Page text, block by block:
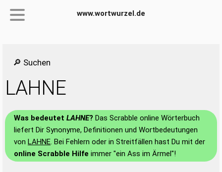
www.wortwurzel.de
🔎 Suchen
LAHNE
Was bedeutet LAHNE? Das Scrabble online Wörterbuch
liefert Dir Synonyme, Definitionen und Wortbedeutungen
von LAHNE. Bei Fehlern oder in Streitfällen hast Du mit der
online Scrabble Hilfe immer "ein Ass im Ärmel"!